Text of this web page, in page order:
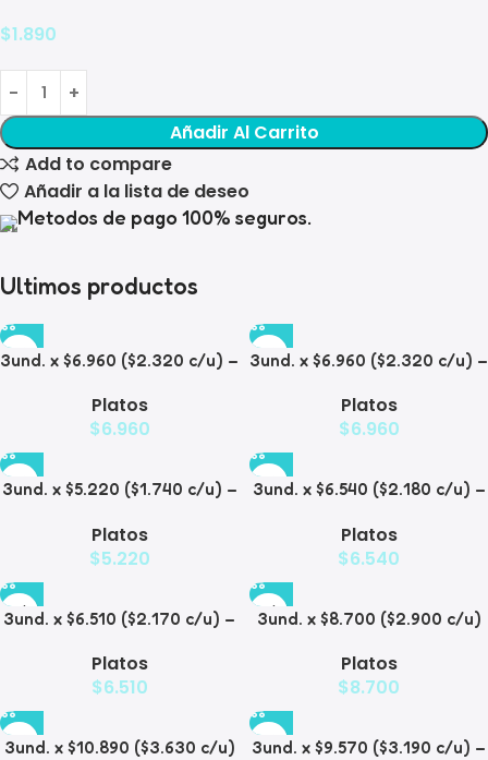
$1.890
Añadir Al Carrito
Add to compare
Añadir a la lista de deseo
Metodos de pago 100% seguros.
Ultimos productos
3und. x $6.960 ($2.320 c/u) –
Diamante
Platos
$6.960
3und. x $6.960 ($2.320 c/u) –
Platos
$6.960
3und. x $5.220 ($1.740 c/u) –
Mascotas Diseño Manzana
Platos
$5.220
3und. x $6.540 ($2.180 c/u) –
Mascotas
Platos
$6.540
3und. x $6.510 ($2.170 c/u) –
Mascotas
Platos
$6.510
3und. x $8.700 ($2.900 c/u)
para Mascotas
Platos
$8.700
3und. x $10.890 ($3.630 c/u)
3und. x $9.570 ($3.190 c/u) –